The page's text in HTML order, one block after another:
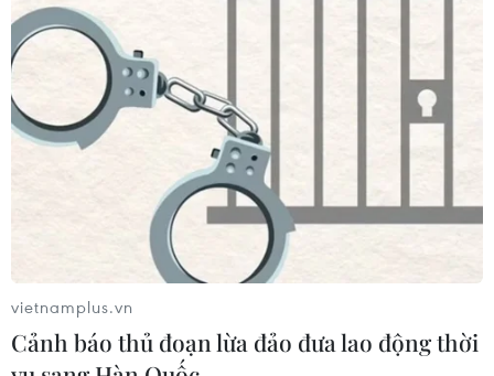
06/08/2026 06:31
Tây Ninh: Tạo điều kiện hình thành
doanh nghiệp công nghệ chiến lược
Từ mở rộng số lượng đến nâng cao
chất lượng doanh nghiệp tư nhân ở
Tây Ninh
06/08/2026 04:23
vietnamplus.vn
Cảnh báo thủ đoạn lừa đảo đưa lao động thời